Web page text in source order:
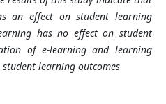
an effect on student learning
has no effect on student
of e-learning and learning
learning outcomes